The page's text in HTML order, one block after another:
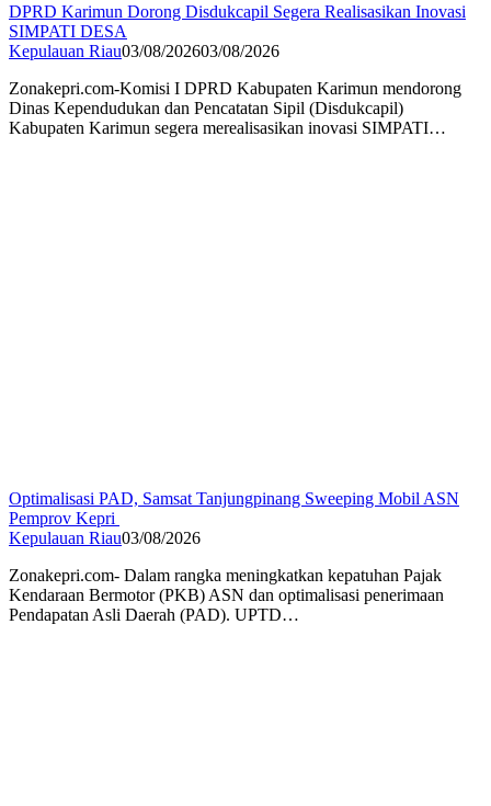
DPRD Karimun Dorong Disdukcapil Segera Realisasikan Inovasi
SIMPATI DESA
Kepulauan Riau03/08/202603/08/2026
Zonakepri.com-Komisi I DPRD Kabupaten Karimun mendorong
Dinas Kependudukan dan Pencatatan Sipil (Disdukcapil)
Kabupaten Karimun segera merealisasikan inovasi SIMPATI…
Optimalisasi PAD, Samsat Tanjungpinang Sweeping Mobil ASN
Pemprov Kepri
Kepulauan Riau03/08/2026
Zonakepri.com- Dalam rangka meningkatkan kepatuhan Pajak
Kendaraan Bermotor (PKB) ASN dan optimalisasi penerimaan
Pendapatan Asli Daerah (PAD). UPTD…